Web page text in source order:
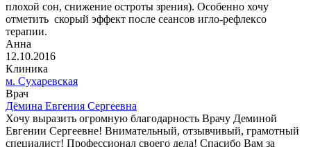
плохой сон, снижение остроты зрения). Особенно хочу
отметить скорый эффект после сеансов игло-рефлексо
терапии.
Анна
12.10.2016
Клиника
м. Сухаревская
Врач
Дёмина Евгения Сергеевна
Хочу выразить огромную благодарность Врачу Деминой
Евгении Сергеевне! Внимательный, отзывчивый, грамотный
специалист! Профессионал своего дела! Спасибо Вам за